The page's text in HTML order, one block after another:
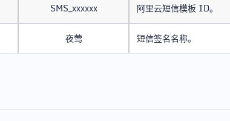
SMS_xxxxxx 阿里云短信模板 ID。
夜莺 短信签名名称。